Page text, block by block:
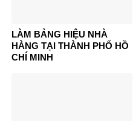
LÀM BẢNG HIỆU NHÀ
HÀNG TẠI THÀNH PHỐ HỒ
CHÍ MINH